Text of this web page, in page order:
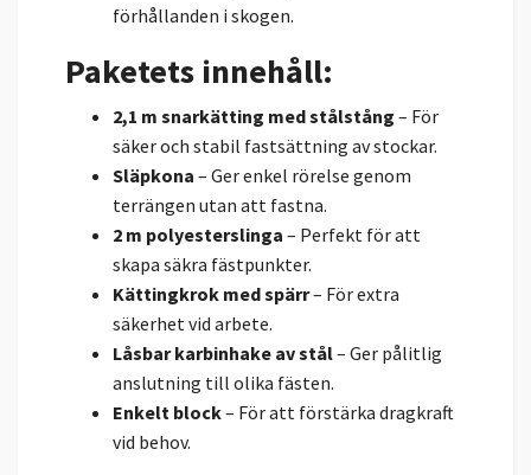
förhållanden i skogen.
Paketets innehåll:
2,1 m snarkätting med stålstång – För
säker och stabil fastsättning av stockar.
Släpkona – Ger enkel rörelse genom
terrängen utan att fastna.
2 m polyesterslinga – Perfekt för att
skapa säkra fästpunkter.
Kättingkrok med spärr– För extra
säkerhet vid arbete.
Låsbar karbinhake av stål– Ger pålitlig
anslutning till olika fästen.
Enkelt block– För att förstärka dragkraft
vid behov.